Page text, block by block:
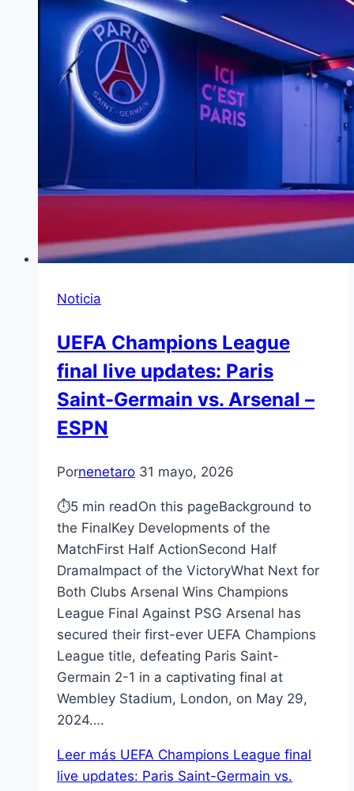
Noticia
UEFA Champions League
final live updates: Paris
Saint-Germain vs. Arsenal –
ESPN
Pornenetaro 31 mayo, 2026
⏱5 min readOn this pageBackground to
the FinalKey Developments of the
MatchFirst Half ActionSecond Half
DramaImpact of the VictoryWhat Next for
Both Clubs Arsenal Wins Champions
League Final Against PSG Arsenal has
secured their first-ever UEFA Champions
League title, defeating Paris Saint-
Germain 2-1 in a captivating final at
Wembley Stadium, London, on May 29,
2024….
Leer más UEFA Champions League final
live updates: Paris Saint-Germain vs.